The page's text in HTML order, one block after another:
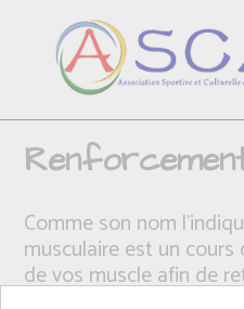
Comme son nom
musculaire est un cours
de vos muscle afin de